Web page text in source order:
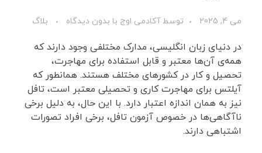
می 4, 2025 توسط آکادمی اوج با بدون دیدگاه بلاگ
در دنیای زبان انگلیسی، مدارک مختلفی وجود دارند که
همه‌ی آن‌ها معتبر و قابل استفاده برای مهاجرت،
تحصیل و کار در کشورهای مختلف هستند. همانطور که
آیلتس برای مهاجرت کاری و تحصیلی معتبر است، تافل
نیز به همان اندازه اعتبار دارد. با این حال، به دلیل برخی
ناآگاهی‌ها در خصوص آزمون تافل، برخی افراد تصورات
اشتباهی دارند.